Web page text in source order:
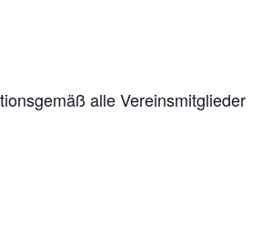
alle Vereinsmitglieder